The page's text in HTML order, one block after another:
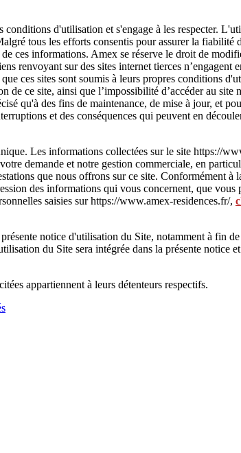
d'utilisation et s'engage à les respecter.
tous les efforts consentis pour assurer la
ces informations. Amex se réserve le droit de
renvoyant sur des sites internet tierces
ces sites sont soumis à leurs propres conditions
de ce site, ainsi que l’impossibilité d’accéder au
qu'à des fins de maintenance, de mise à jour, et
et des conséquences qui peuvent en
Les informations collectées sur le site https://
demande et notre gestion commerciale, en
que nous offrons sur ce site.
des informations qui vous concernent, que
saisies sur https://www.amex-residences.fr/,
notice d'utilisation du Site, notamment à fin
du Site sera intégrée dans la présente notice
appartiennent à leurs détenteurs respectifs.